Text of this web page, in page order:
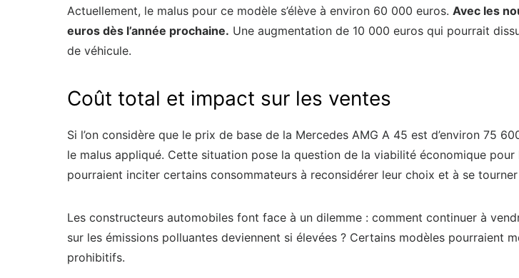
Actuellement, le malus pour ce modèle s’élève à environ 60 000 euros. Avec les
euros dès l’année prochaine. Une augmentation de 10 000 euros qui pourrait
de véhicule.
Coût total et impact sur les ventes
Si l’on considère que le prix de base de la Mercedes AMG A 45 est d’environ 75
le malus appliqué. Cette situation pose la question de la viabilité économique
pourraient inciter certains consommateurs à reconsidérer leur choix et à se
Les constructeurs automobiles font face à un dilemme : comment continuer à
sur les émissions polluantes deviennent si élevées ? Certains modèles pourraient
prohibitifs.